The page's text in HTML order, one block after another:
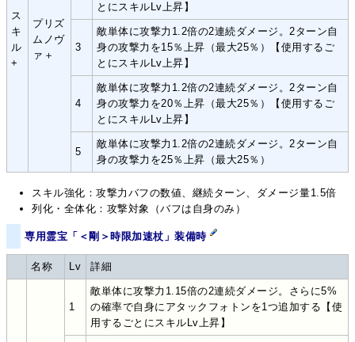
ス
キ
ル
+
プリズ
ムノヴ
ァ＋
とにスキルLv上昇】
3
敵単体に攻撃力1.2倍の2連続ダメージ。2ターン自
身の攻撃力を15％上昇（最大25％）【使用するご
とにスキルLv上昇】
4
敵単体に攻撃力1.2倍の2連続ダメージ。2ターン自
身の攻撃力を20％上昇（最大25％）【使用するご
とにスキルLv上昇】
5
敵単体に攻撃力1.2倍の2連続ダメージ。2ターン自
身の攻撃力を25％上昇（最大25％）
スキル強化：攻撃力バフの数値、継続ターン、ダメージ量1.5倍
列化・全体化：攻撃対象（バフは自身のみ）
専用霊宝「＜剛＞時限加速杖」装備時
名称 Lv 詳細
1
敵単体に攻撃力1.15倍の2連続ダメージ。さらに5%
の確率で自身にアタックフォトンを1つ追加する【使
用するごとにスキルLv上昇】